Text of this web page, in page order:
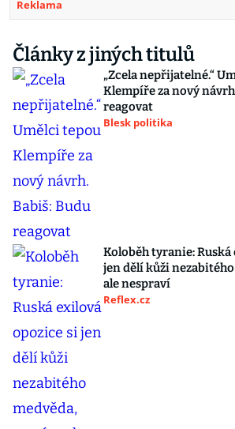
Reklama
Články z jiných titulů
„Zcela nepřijatelné.“
Klempíře za nový
reagovat
Blesk politika
Koloběh tyranie:
jen dělí kůži
ale nespraví
Reflex.cz